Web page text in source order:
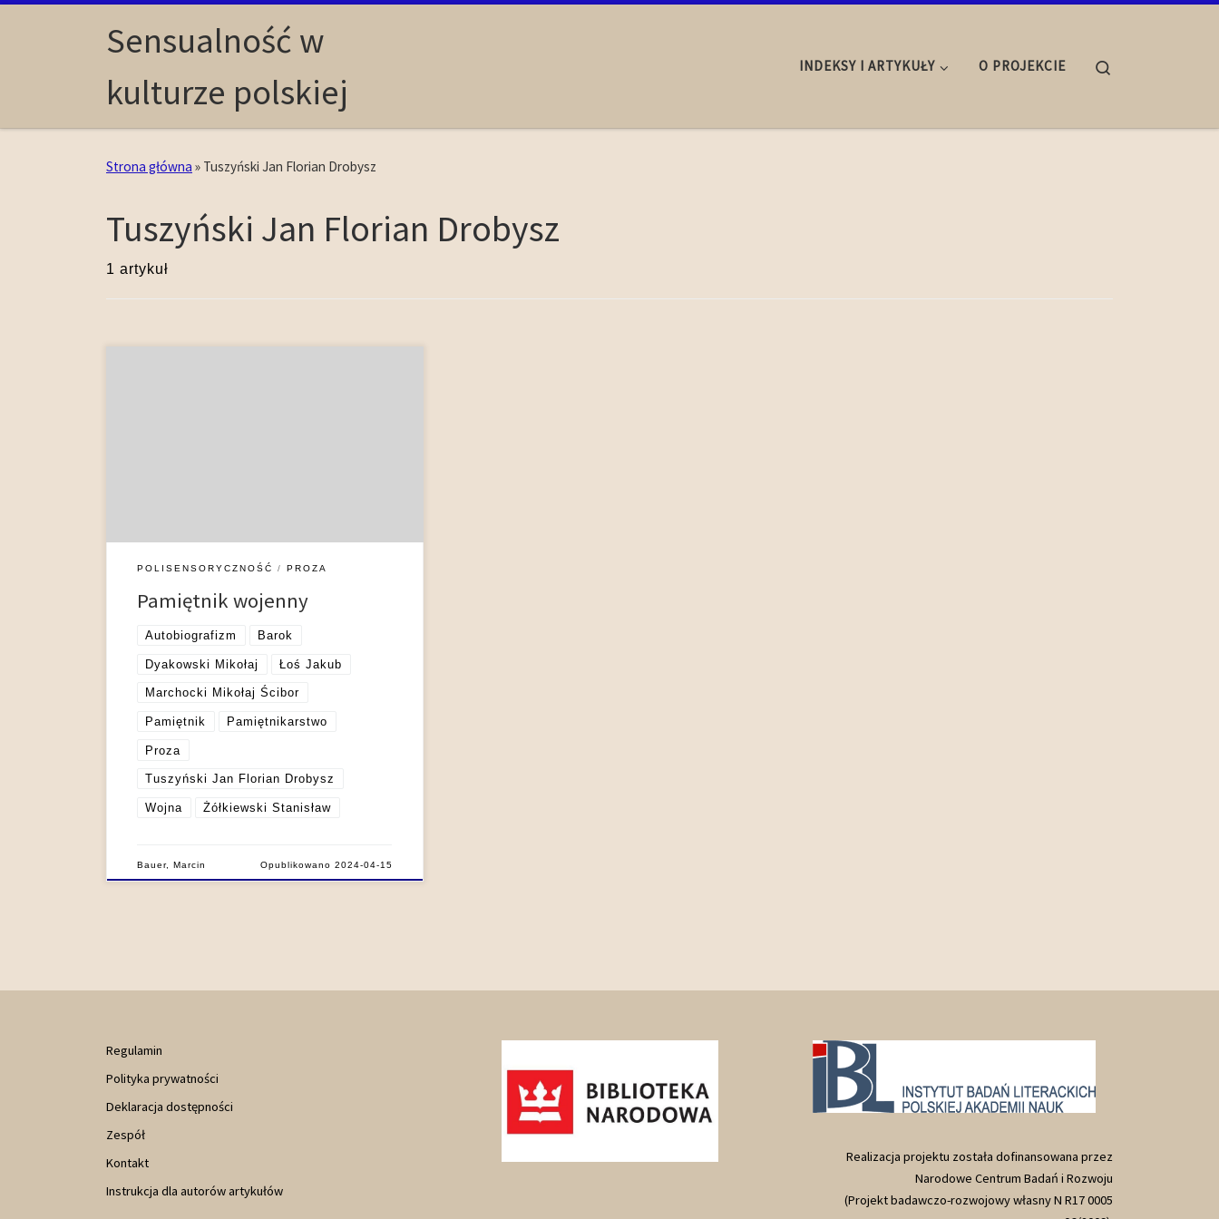
Skip to contentSensualność w
kulturze polskiej
INDEKSY I ARTYKUŁY O PROJEKCIE
Strona główna » Tuszyński Jan Florian Drobysz
Tuszyński Jan Florian Drobysz
1 artykuł
POLISENSORYCZNOŚĆ PROZA
Pamiętnik wojenny
Autobiografizm Barok
Dyakowski Mikołaj Łoś Jakub
Marchocki Mikołaj Ścibor
Pamiętnik Pamiętnikarstwo
Proza
Tuszyński Jan Florian Drobysz
Wojna Żółkiewski Stanisław
Bauer, Marcin Opublikowano 2024-04-15
Regulamin
Polityka prywatności
Deklaracja dostępności
Zespół
Kontakt
Instrukcja dla autorów artykułów
Realizacja projektu została dofinansowana przez
Narodowe Centrum Badań i Rozwoju
(Projekt badawczo-rozwojowy własny N R17 0005